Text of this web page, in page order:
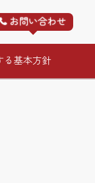
お問い合わせ
る基本方針